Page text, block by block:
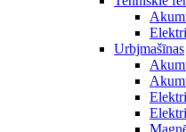
Urbjmašīnas